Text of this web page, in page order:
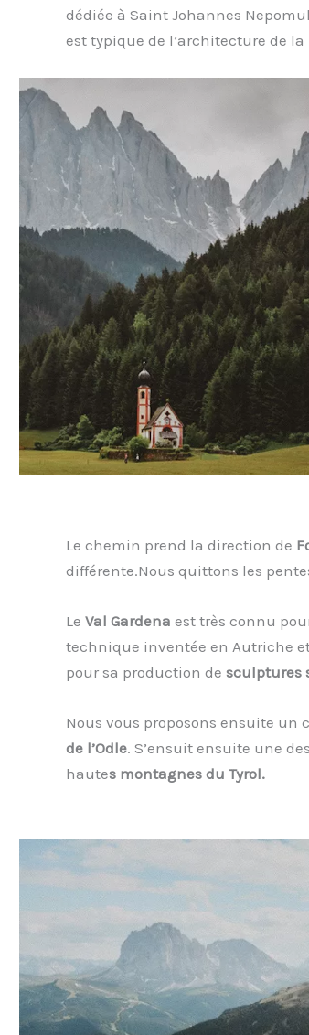
dédiée à Saint Johannes
est typique de l’architecture de la
Le chemin prend la direction de
différente.Nous quittons les
Le Val Gardena est très connu
technique inventée en Autriche
pour sa production de sculptures
Nous vous proposons ensuite un
de l’Odle. S’ensuit ensuite une
hautes montagnes du Tyrol.